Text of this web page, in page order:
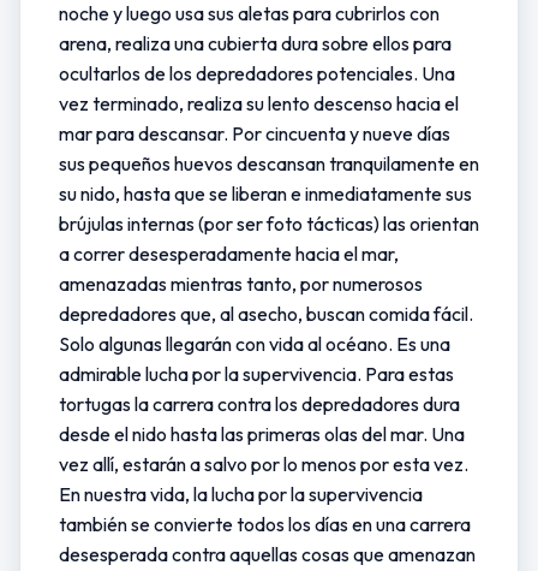
noche y luego usa sus aletas para cubrirlos con
arena, realiza una cubierta dura sobre ellos para
ocultarlos de los depredadores potenciales. Una
vez terminado, realiza su lento descenso hacia el
mar para descansar. Por cincuenta y nueve días
sus pequeños huevos descansan tranquilamente en
su nido, hasta que se liberan e inmediatamente sus
brújulas internas (por ser foto tácticas) las orientan
a correr desesperadamente hacia el mar,
amenazadas mientras tanto, por numerosos
depredadores que, al asecho, buscan comida fácil.
Solo algunas llegarán con vida al océano. Es una
admirable lucha por la supervivencia. Para estas
tortugas la carrera contra los depredadores dura
desde el nido hasta las primeras olas del mar. Una
vez allí, estarán a salvo por lo menos por esta vez.
En nuestra vida, la lucha por la supervivencia
también se convierte todos los días en una carrera
desesperada contra aquellas cosas que amenazan